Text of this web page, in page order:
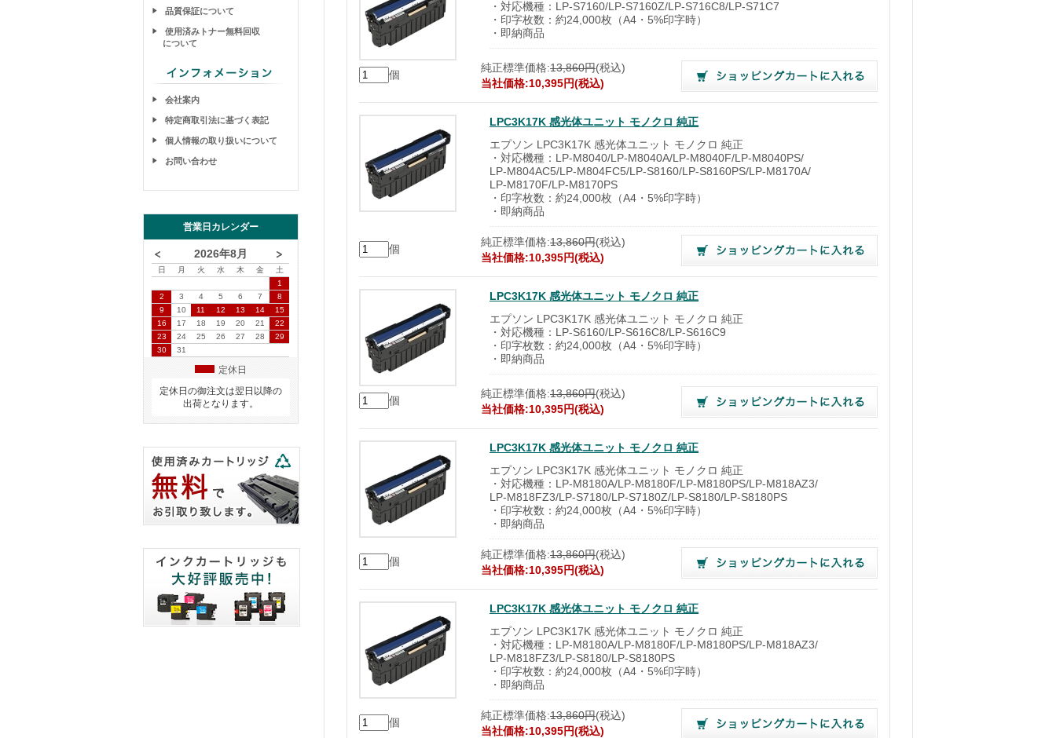
品質保証について
使用済みトナー無料回収
について
会社案内
特定商取引法に基づく表記
個人情報の取り扱いについて
お問い合わせ
営業日カレンダー
2026年8月
日 月 火 水 木 金
土
1
2
3 4 5 6 7
8
9
10 11 12 13 14
15
16
17 18 19 20 21
22
23
24 25 26 27 28
29
30
31
定休日
定休日の御注文は翌日以降の
出荷となります。
・対応機種：LP-S7160/LP-S7160Z/LP-S716C8/LP-S71C7
・印字枚数：約24,000枚（A4・5%印字時）
・即納商品
個
純正標準価格:13,860円(税込)
当社価格:10,395円(税込)
LPC3K17K 感光体ユニット モノクロ 純正
エプソン LPC3K17K 感光体ユニット モノクロ 純正
・対応機種：LP-M8040/LP-M8040A/LP-M8040F/LP-M8040PS/
LP-M804AC5/LP-M804FC5/LP-S8160/LP-S8160PS/LP-M8170A/
LP-M8170F/LP-M8170PS
・印字枚数：約24,000枚（A4・5%印字時）
・即納商品
個
純正標準価格:13,860円(税込)
当社価格:10,395円(税込)
LPC3K17K 感光体ユニット モノクロ 純正
エプソン LPC3K17K 感光体ユニット モノクロ 純正
・対応機種：LP-S6160/LP-S616C8/LP-S616C9
・印字枚数：約24,000枚（A4・5%印字時）
・即納商品
個
純正標準価格:13,860円(税込)
当社価格:10,395円(税込)
LPC3K17K 感光体ユニット モノクロ 純正
エプソン LPC3K17K 感光体ユニット モノクロ 純正
・対応機種：LP-M8180A/LP-M8180F/LP-M8180PS/LP-M818AZ3/
LP-M818FZ3/LP-S7180/LP-S7180Z/LP-S8180/LP-S8180PS
・印字枚数：約24,000枚（A4・5%印字時）
・即納商品
個
純正標準価格:13,860円(税込)
当社価格:10,395円(税込)
LPC3K17K 感光体ユニット モノクロ 純正
エプソン LPC3K17K 感光体ユニット モノクロ 純正
・対応機種：LP-M8180A/LP-M8180F/LP-M8180PS/LP-M818AZ3/
LP-M818FZ3/LP-S8180/LP-S8180PS
・印字枚数：約24,000枚（A4・5%印字時）
・即納商品
個
純正標準価格:13,860円(税込)
当社価格:10,395円(税込)